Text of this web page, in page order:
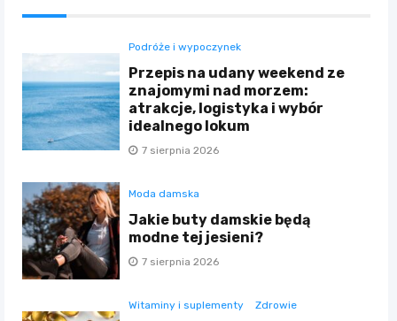
Podróże i wypoczynek
Przepis na udany weekend ze
znajomymi nad morzem:
atrakcje, logistyka i wybór
idealnego lokum
7 sierpnia 2026
Moda damska
Jakie buty damskie będą
modne tej jesieni?
7 sierpnia 2026
Witaminy i suplementy Zdrowie